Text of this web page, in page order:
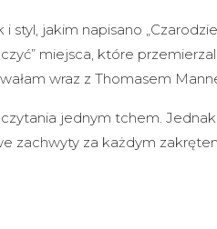
jakim napisano
miejsca, które
wraz z Thomasem
jednym tchem. Jednak
zachwyty za każdym